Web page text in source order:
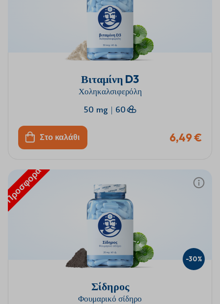
Βιταμίνη D3
Χοληκαλσιφερόλη
50 mg | 60
Στο καλάθι 6,49 €
Προσφορά
Σίδηρος
Φουμαρικό σίδηρο
-30%